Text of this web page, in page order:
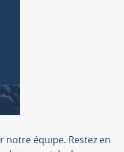
équipe. Restez en